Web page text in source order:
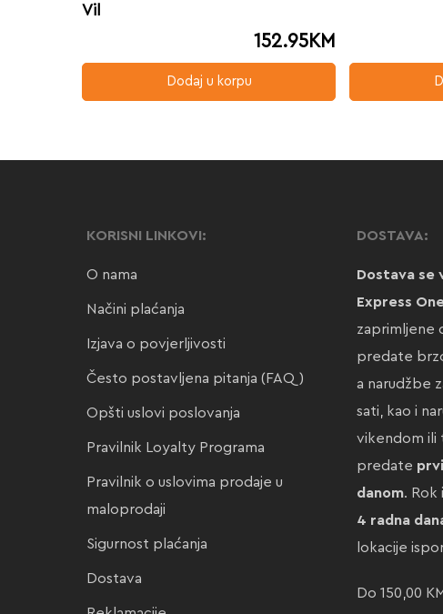
Vil
152.95KM
Dodaj u korpu
KORISNI LINKOVI:
O nama
Načini plaćanja
Izjava o povjerljivosti
Često postavljena pitanja (FAQ)
Opšti uslovi poslovanja
Pravilnik Loyalty Programa
Pravilnik o uslovima prodaje u
maloprodaji
Sigurnost plaćanja
Dostava
DOSTAVA:
Dostava se
Express
zaprimljene
predate
a narudžbe
sati, kao i
vikendom ili
predate
danom. Rok
4 radna
lokacije
Do 150,00